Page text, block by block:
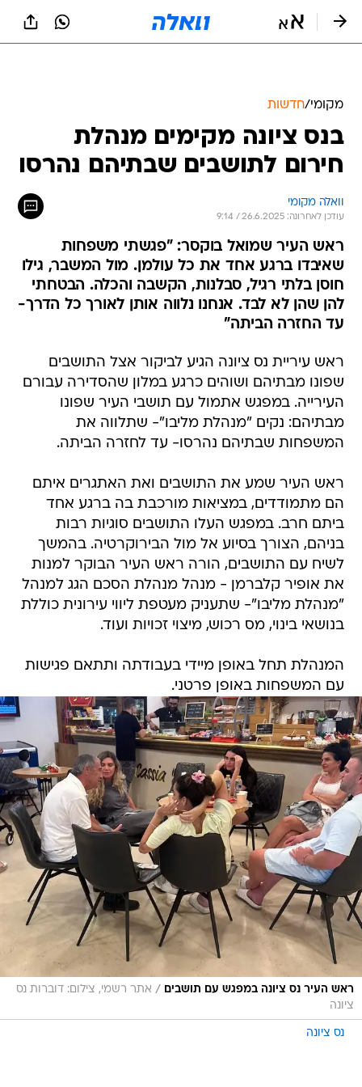
מקומי/חדשות
בנס ציונה מקימים מנהלת
חירום לתושבים שבתיהם נהרסו
וואלה מקומי
עודכן לאחרונה: 26.6.2025 / 9:14
ראש העיר שמואל בוקסר: "פגשתי משפחות
שאיבדו ברגע אחד את כל עולמן. מול המשבר, גילו
חוסן בלתי רגיל, סבלנות, הקשבה והכלה. הבטחתי
להן שהן לא לבד. אנחנו נלווה אותן לאורך כל הדרך-
עד החזרה הביתה"
ראש עיריית נס ציונה הגיע לביקור אצל התושבים
שפונו מבתיהם ושוהים כרגע במלון שהסדירה עבורם
העירייה. במפגש אתמול עם תושבי העיר שפונו
מבתיהם: נקים "מנהלת מליבו"- שתלווה את
המשפחות שבתיהם נהרסו- עד לחזרה הביתה.
ראש העיר שמע את התושבים ואת האתגרים איתם
הם מתמודדים, במציאות מורכבת בה ברגע אחד
ביתם חרב. במפגש העלו התושבים סוגיות רבות
בניהם, הצורך בסיוע אל מול הבירוקרטיה. בהמשך
לשיח עם התושבים, הורה ראש העיר הבוקר למנות
את אופיר קלברמן - מנהל מנהלת הסכם הגג למנהל
"מנהלת מליבו"- שתעניק מעטפת ליווי עירונית כוללת
בנושאי בינוי, מס רכוש, מיצוי זכויות ועוד.
המנהלת תחל באופן מיידי בעבודתה ותתאם פגישות
עם המשפחות באופן פרטני.
ראש העיר נס ציונה במפגש עם תושבים / אתר רשמי, צילום: דוברות נס
ציונה
נס ציונה